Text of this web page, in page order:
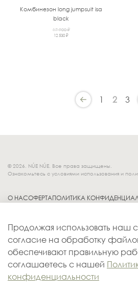
Комбинезон long jumpsuit isa
black
17 900 ₽
12 530 ₽
1 2 3
© 2026. NÚE NÚE. Все права защищены.
Ознакомьтесь с условиями использования и
О НАСОФЕРТАПОЛИТИКА
ДОСТАВКА
КОНТАКТЫ
ОПЛАТА
Продолжая использовать наш
согласие на обработку
обеспечивают правильную
соглашаетесь с нашей
конфиденциальности